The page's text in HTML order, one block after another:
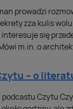
prowadzi
zza kulis
się
m.in. o
– o
Czytu